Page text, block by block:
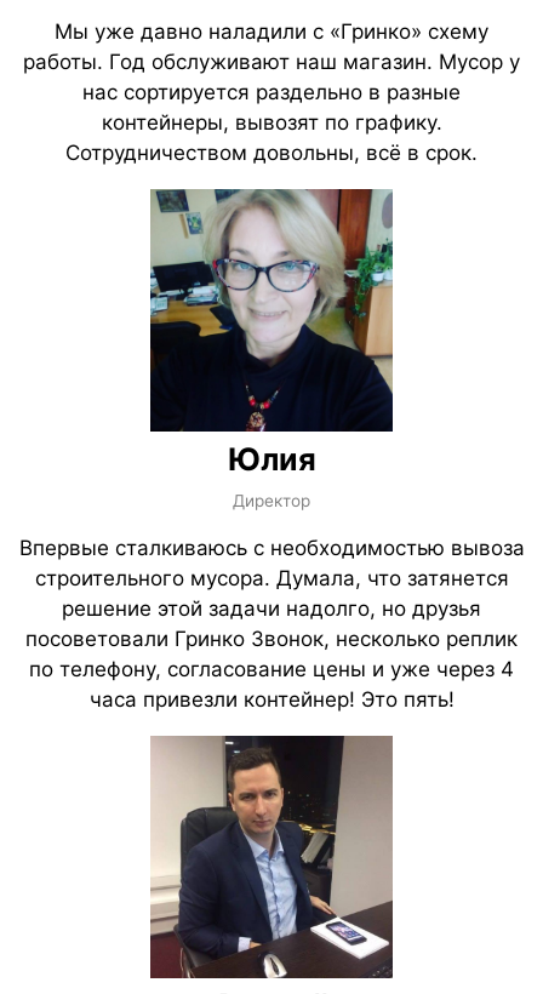
Мы уже давно наладили с «Гринко» схему
работы. Год обслуживают наш магазин. Мусор у
нас сортируется раздельно в разные
контейнеры, вывозят по графику.
Сотрудничеством довольны, всё в срок.
Юлия
Директор
Впервые сталкиваюсь с необходимостью вывоза
строительного мусора. Думала, что затянется
решение этой задачи надолго, но друзья
посоветовали Гринко Звонок, несколько реплик
по телефону, согласование цены и уже через 4
часа привезли контейнер! Это пять!